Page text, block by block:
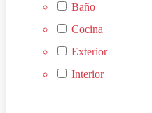
Baño
Cocina
Exterior
Interior